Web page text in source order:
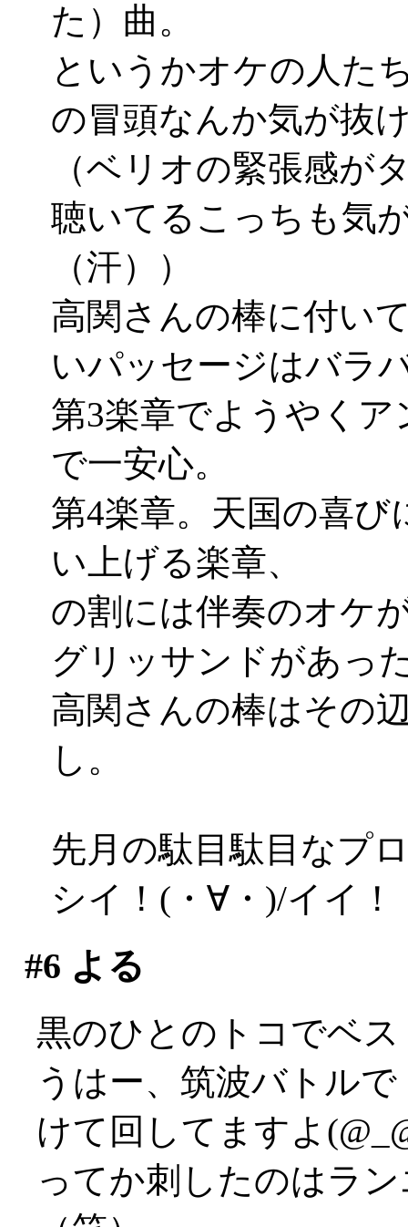
た）曲。
というかオケの人た
の冒頭なんか気が抜
（ベリオの緊張感が
聴いてるこっちも気
（汗））
高関さんの棒に付い
いパッセージはバラ
第3楽章でようやく
で一安心。
第4楽章。天国の喜
い上げる楽章、
の割には伴奏のオケ
グリッサンドがあっ
高関さんの棒はその
し。
先月の駄目駄目なプ
シイ！(・∀・)/イイ！
#6 よる
黒のひとのトコでベ
うはー、筑波バトルで
けて回してますよ
ってか刺したのはラ